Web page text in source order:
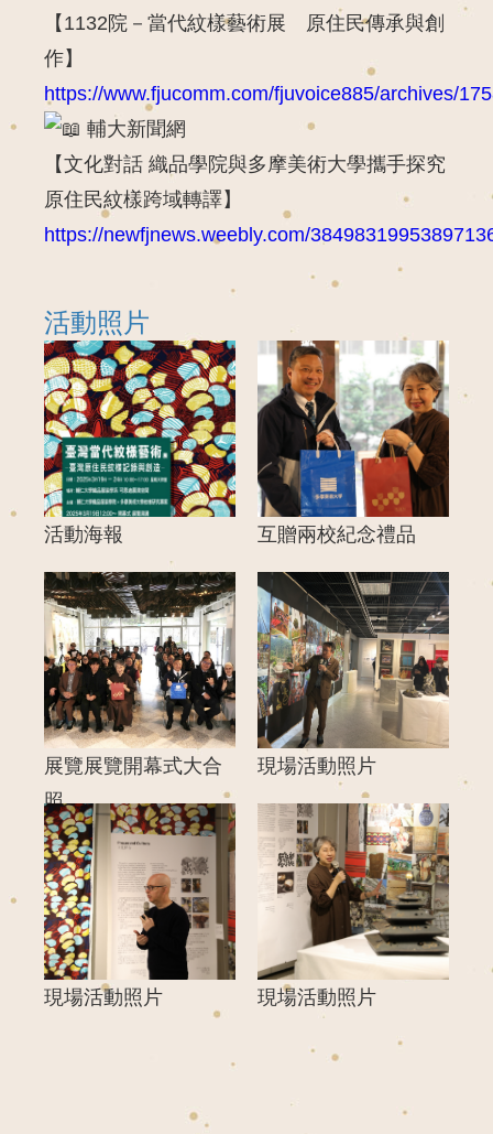
【1132院－當代紋樣藝術展 原住民傳承與創
作】
https://www.fjucomm.com/fjuvoice885/archives/
輔大新聞網
【文化對話 織品學院與多摩美術大學攜手探究
原住民紋樣跨域轉譯】
https://newfjnews.weebly.com/
活動照片
活動海報 互贈兩校紀念禮品
展覽展覽開幕式大合
照
現場活動照片
現場活動照片 現場活動照片